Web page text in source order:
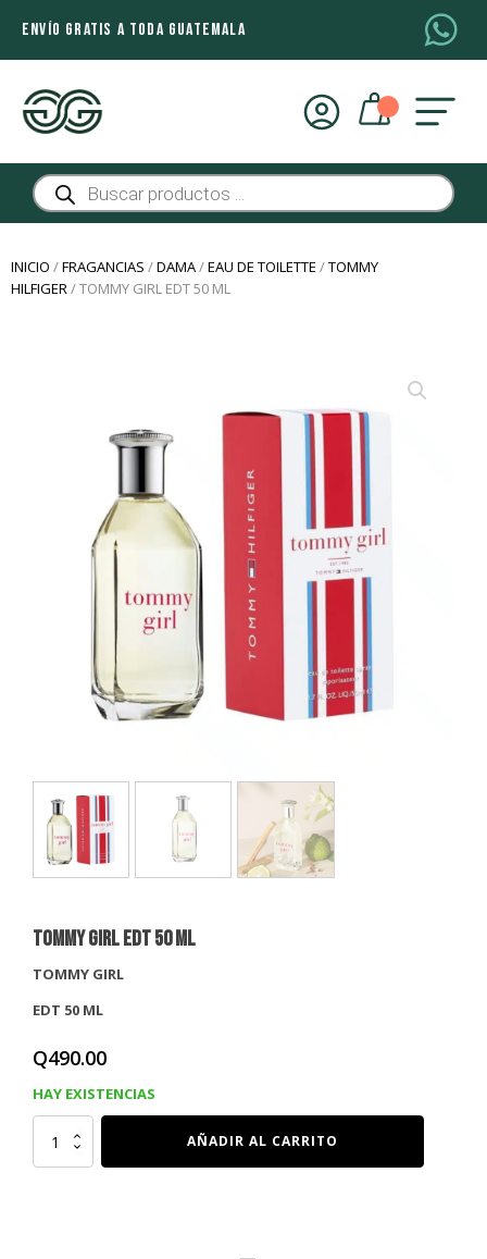
ENVÍO GRATIS A TODA GUATEMALA
Búsqueda
de
productos
INICIO /FRAGANCIAS /DAMA/EAU DE TOILETTE /TOMMY
HILFIGER/ TOMMY GIRL EDT 50 ML
TOMMY GIRL EDT 50 Ml
TOMMY GIRL
EDT 50 ML
Q490.00
HAY EXISTENCIAS
TOMMY
GIRL
50
AÑADIR AL CARRITO